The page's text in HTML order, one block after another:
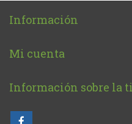
Información
Mi cuenta
Información sobre la